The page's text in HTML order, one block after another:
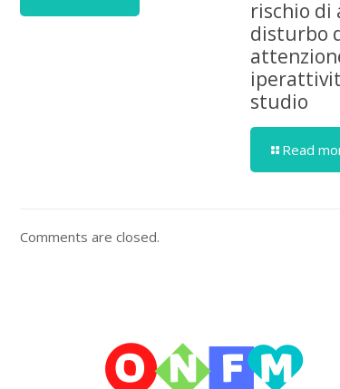
rischio di
disturbo
studio
Read
Comments are closed.